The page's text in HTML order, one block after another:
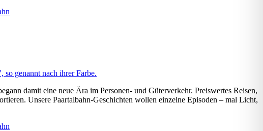
damit eine neue Ära im Personen- und Güterverkehr. Preiswertes Reisen,
Unsere Paartalbahn-Geschichten wollen einzelne Episoden – mal Licht,